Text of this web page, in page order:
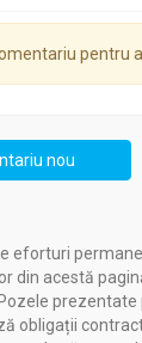
pentru
nou
eforturi
din acestă
prezentate
obligații